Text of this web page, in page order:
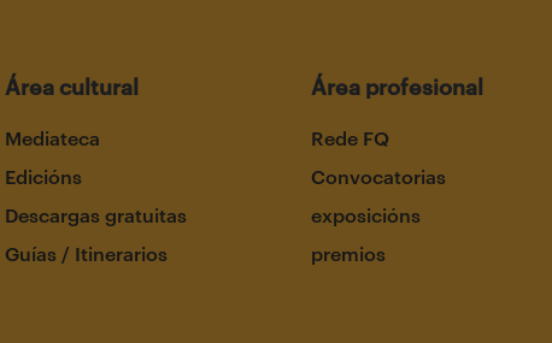
Área cultural
Mediateca
Edicións
Descargas gratuitas
Guías / Itinerarios
Área profesional
Rede FQ
Convocatorias
exposicións
premios